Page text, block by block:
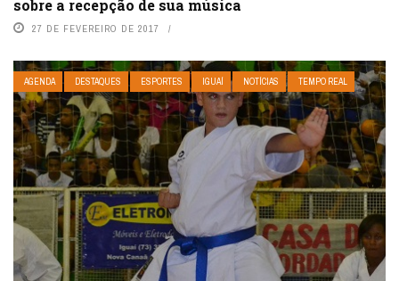
sobre a recepção de sua música
27 DE FEVEREIRO DE 2017
AGENDA DESTAQUES ESPORTES IGUAÍ NOTÍCIAS TEMPO REAL